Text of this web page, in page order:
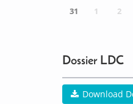
31
1 2
Dossier LDC
Download